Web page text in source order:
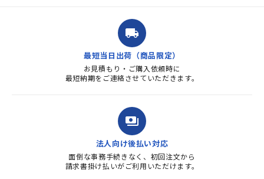
ました。商品到着も早く、品
質・使いやすさで満足していま
す。また、リピートするときは
よろしくお...
local_shipping
最短当日出荷（商品限定）
お見積もり・ご購入依頼時に
最短納期をご連絡させていただきます。
payments
法人向け後払い対応
面倒な事務手続きなく、初回注文から
請求書掛け払いがご利用いただけます。